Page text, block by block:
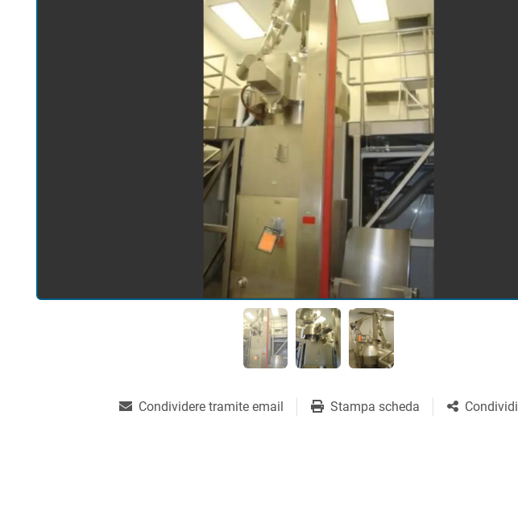
Condividere tramite email Stampa scheda Condividi